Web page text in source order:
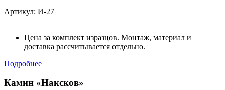
Артикул: И-27
Цена за комплект изразцов. Монтаж, материал и
доставка рассчитывается отдельно.
Подробнее
Камин «Наксков»